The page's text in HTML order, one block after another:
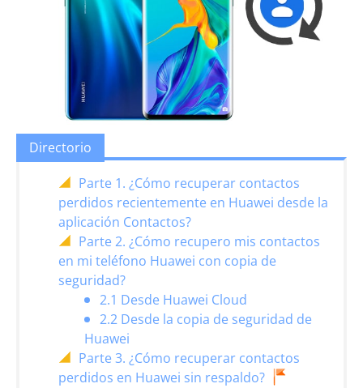
Directorio
Parte 1. ¿Cómo recuperar contactos
perdidos recientemente en Huawei desde la
aplicación Contactos?
Parte 2. ¿Cómo recupero mis contactos
en mi teléfono Huawei con copia de
seguridad?
2.1 Desde Huawei Cloud
2.2 Desde la copia de seguridad de
Huawei
Parte 3. ¿Cómo recuperar contactos
perdidos en Huawei sin respaldo?